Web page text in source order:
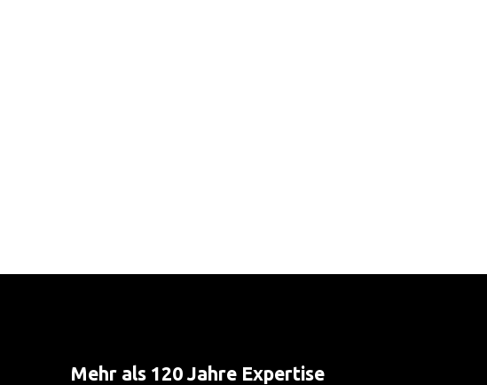
Mehr als 120 Jahre Expertise